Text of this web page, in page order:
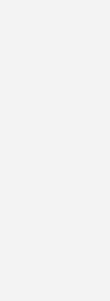
einmal
zur
Niederdruck-
können z. B.
gar nicht
kann es
zugesetzt